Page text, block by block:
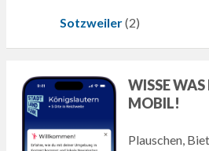
Sotzweiler(2)
WISSE WAS
MOBIL!
Plauschen,